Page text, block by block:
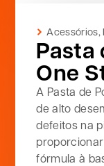
Acessórios,
Pasta
One
A Pasta de
de alto
defeitos na
fórmula à